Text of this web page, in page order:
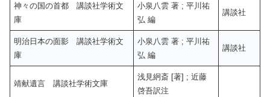
神々の国の首都 講談社学術文
庫
小泉八雲 著 ; 平川祐
弘 編
講談社
明治日本の面影 講談社学術文
庫
小泉八雲 著 ; 平川祐
弘 編
講談社
靖献遺言 講談社学術文庫
浅見絅斎 [著] ; 近藤
啓吾訳注